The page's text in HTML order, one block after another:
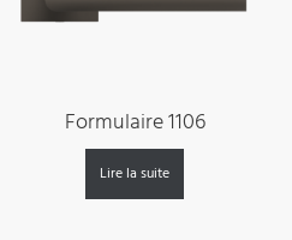
Formulaire 1106
Lire la suite